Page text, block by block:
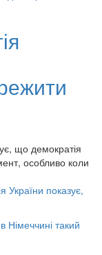
що демократія
особливо коли
України показує,